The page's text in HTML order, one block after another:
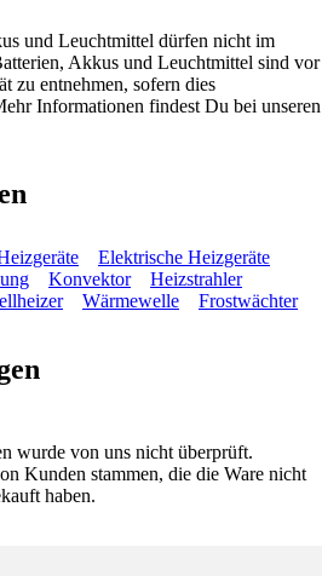
und Leuchtmittel dürfen nicht im
Akkus und Leuchtmittel sind vor
zu entnehmen, sofern dies
Informationen findest Du bei unseren
Elektrische Heizgeräte
Konvektor
Heizstrahler
Wärmewelle
Frostwächter
wurde von uns nicht überprüft.
Kunden stammen, die die Ware nicht
haben.